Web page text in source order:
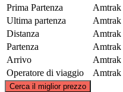
Prima Partenza
Amtrak
Ultima partenza
Amtrak
Distanza
Amtrak
Partenza
Amtrak
Arrivo
Amtrak
Operatore di viaggio
Amtrak
Cerca il miglior prezzo